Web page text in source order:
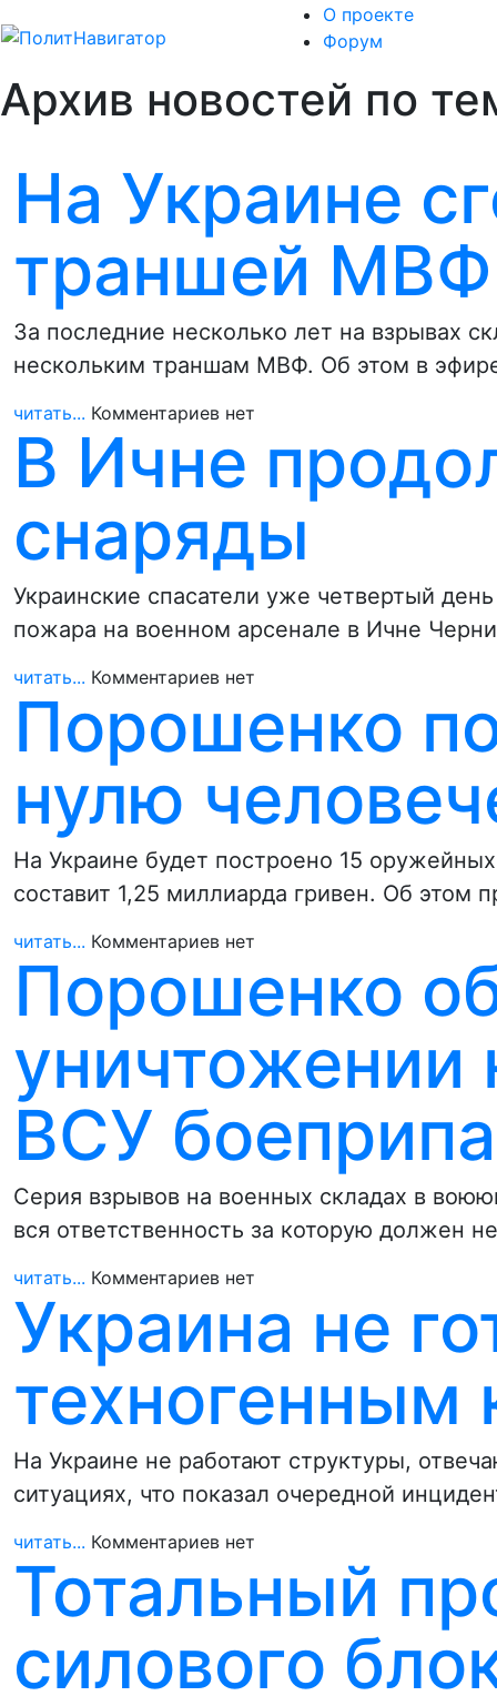
О проекте
Форум
Архив новостей по
На Украине
траншей МВФ
За последние несколько лет на взрывах
нескольким траншам МВФ. Об этом в
читать... Комментариев нет
В Ичне
снаряды
Украинские спасатели уже четвертый
пожара на военном арсенале в Ичне
читать... Комментариев нет
Порошенко
нулю
На Украине будет построено 15
составит 1,25 миллиарда гривен. Об этом
читать... Комментариев нет
Порошенко
ВСУ
Серия взрывов на военных складах в
вся ответственность за которую должен
читать... Комментариев нет
Украина не
техногенным
На Украине не работают структуры,
ситуациях, что показал очередной
читать... Комментариев нет
Тотальный
силового